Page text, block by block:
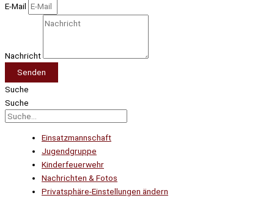
E-Mail
Nachricht
Senden
Suche
Suche
Einsatzmannschaft
Jugendgruppe
Kinderfeuerwehr
Nachrichten & Fotos
Privatsphäre-Einstellungen ändern